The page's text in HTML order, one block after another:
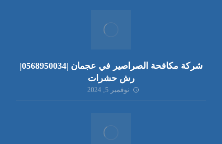
شركة مكافحة الصراصير في عجمان |0568950034|
رش حشرات
نوفمبر 5, 2024